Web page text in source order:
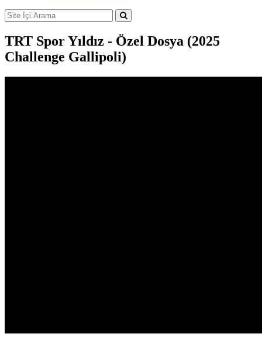
TRT Spor Yıldız - Özel Dosya (2025
Challenge Gallipoli)